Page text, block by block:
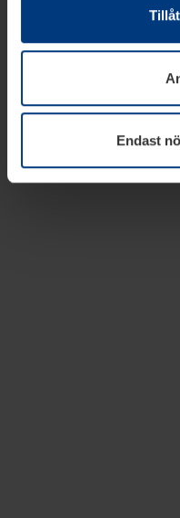
absolut nödvändiga för
godkännande kan du
informationen om kakor
vår webbplats.
Endast